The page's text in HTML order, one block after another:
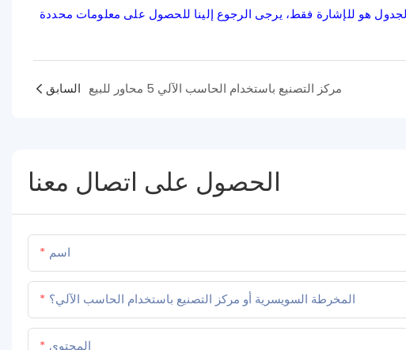
السابق مركز التصنيع باستخدام الحاسب الآلي 5 محاور للبيع
الحصول على اتصال معنا
اسم
المخرطة السويسرية أو مركز التصنيع باستخدام الحاسب الآلي؟
المحتوى